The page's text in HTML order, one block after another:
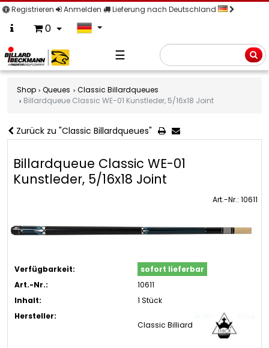
Registrieren Anmelden Lieferung nach Deutschland
0
☰
Shop Queues
Classic Billardqueues
Billardqueue Classic WE-01 Kunstleder, 5/16x18 Joint
Zurück zu "Classic Billardqueues"
Billardqueue Classic WE-01
Kunstleder, 5/16x18 Joint
Art.-Nr.: 10611
Verfügbarkeit:
sofort lieferbar
Art.-Nr.:
10611
Inhalt:
1 Stück
Hersteller:
Classic Billiard